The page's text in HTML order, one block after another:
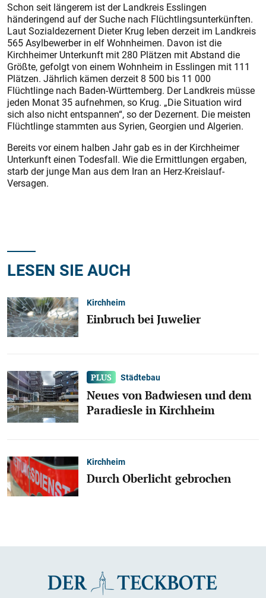
Schon seit längerem ist der Landkreis Esslingen
händeringend auf der Suche nach Flüchtlingsunterkünften.
Laut Sozialdezernent Dieter Krug leben derzeit im Landkreis
565 Asylbewerber in elf Wohnheimen. Davon ist die
Kirchheimer Unterkunft mit 280 Plätzen mit Abstand die
Größte, gefolgt von einem Wohnheim in Esslingen mit 111
Plätzen. Jährlich kämen derzeit 8 500 bis 11 000
Flüchtlinge nach Baden-Württemberg. Der Landkreis müsse
jeden Monat 35 aufnehmen, so Krug. „Die Situation wird
sich also nicht entspannen“, so der Dezernent. Die meisten
Flüchtlinge stammten aus Syrien, Georgien und Algerien.
Bereits vor einem halben Jahr gab es in der Kirchheimer
Unterkunft einen Todesfall. Wie die Ermittlungen ergaben,
starb der junge Man aus dem Iran an Herz-Kreislauf-
Versagen.
LESEN SIE AUCH
Kirchheim
Einbruch bei Juwelier
Städtebau
Neues von Badwiesen und dem
Paradiesle in Kirchheim
Kirchheim
Durch Oberlicht gebrochen